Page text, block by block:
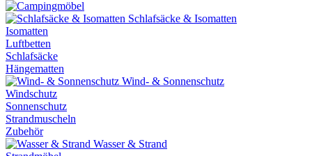
Schlafsäcke & Isomatten
Isomatten
Luftbetten
Schlafsäcke
Hängematten
Wind- & Sonnenschutz
Windschutz
Sonnenschutz
Strandmuscheln
Zubehör
Wasser & Strand